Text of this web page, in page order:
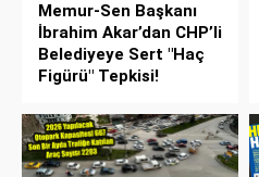
Memur-Sen Başkanı
İbrahim Akar’dan CHP’li
Belediyeye Sert "Haç
Figürü" Tepkisi!